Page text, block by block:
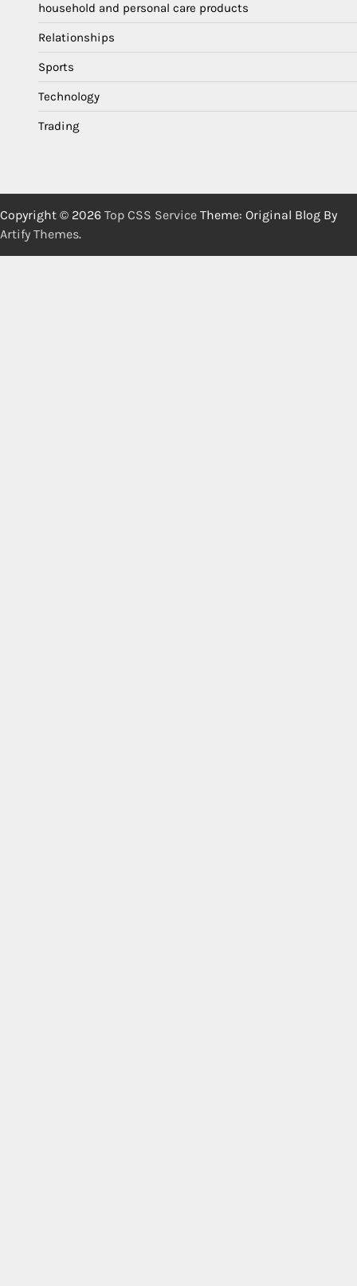
household and personal care products
Relationships
Sports
Technology
Trading
Copyright © 2026 Top CSS Service Theme: Original Blog By
Artify Themes.